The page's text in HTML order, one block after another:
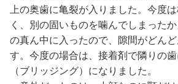
上の奥歯に亀裂が入りました。今度
く、別の固いものを噛んでしまった
の真ん中に入ったので、隙間がどん
す。今度の場合は、接着剤で隣りの
（ブリッジング）になりました。